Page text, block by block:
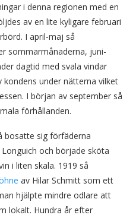
i denna regionen med en
av en lite kyligare februari
I april-maj så
sommarmånaderna, juni-
dagtid med svala vindar
kondens under nätterna vilket
I början av september så
förhållanden.
bosatte sig förfäderna
och började sköta
i liten skala. 1919 så
av Hilar Schmitt som ett
hjälpte mindre odlare att
lokalt. Hundra år efter